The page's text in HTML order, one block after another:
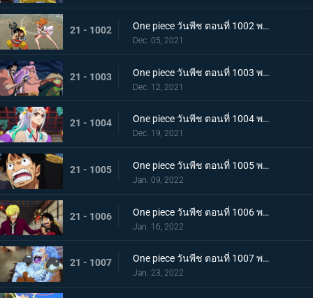
21 - 1002 One piece วันพีช ตอนที่ 1002 พากย์ไทย โชคชะตาครั้งใหม่ นามิ กับ อุลติ
Dec. 05, 2021
21 - 1003 One piece วันพีช ตอนที่ 1003 พากย์ไทย ดาบแห่งความเด็ดเดี่ยว! ปลอกดาบแดงปะทะไคโดอีกครั้ง
Dec. 12, 2021
21 - 1004 One piece วันพีช ตอนที่ 1004 พากย์ไทย ท่าที่รับสืบทอดมา ระเบิดท่าเพลงดาบลับของโอเด้ง
Dec. 19, 2021
21 - 1005 One piece วันพีช ตอนที่ 1005 พากย์ไทย อานุภาพของอสูรน้ำแข็ง กระสุนภัยโรคระบาดแบบใหม่
Jan. 09, 2022
21 - 1006 One piece วันพีช ตอนที่ 1006 พากย์ไทย อภัยให้ไม่ได้! การตัดสินใจของช็อปเปอร์
Jan. 16, 2022
21 - 1007 One piece วันพีช ตอนที่ 1007 พากย์ไทย การไล่ล่าของโซโล! อสูรน้ำแข็ง in เกมไล่จับ
Jan. 23, 2022